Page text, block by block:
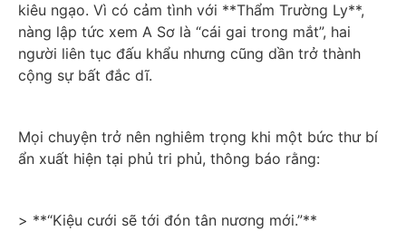
kiêu ngạo. Vì có cảm tình với **Thẩm Trường Ly**,
nàng lập tức xem A Sơ là “cái gai trong mắt”, hai
người liên tục đấu khẩu nhưng cũng dần trở thành
cộng sự bất đắc dĩ.
Mọi chuyện trở nên nghiêm trọng khi một bức thư bí
ẩn xuất hiện tại phủ tri phủ, thông báo rằng:
> **“Kiệu cưới sẽ tới đón tân nương mới.”**